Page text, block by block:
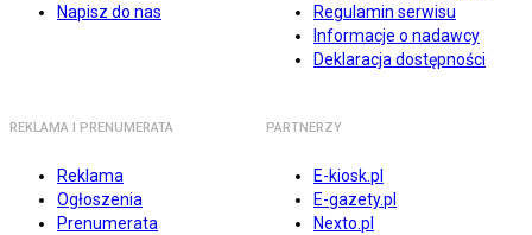
Napisz do nas
Regulamin serwisu
Informacje o nadawcy
Deklaracja dostępności
REKLAMA I PRENUMERATA
Reklama
Ogłoszenia
Prenumerata
PARTNERZY
E-kiosk.pl
E-gazety.pl
Nexto.pl